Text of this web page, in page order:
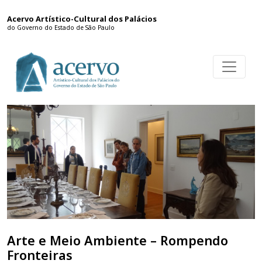
Acervo Artístico-Cultural dos Palácios
do Governo do Estado de São Paulo
Arte e Meio Ambiente – Rompendo
Fronteiras